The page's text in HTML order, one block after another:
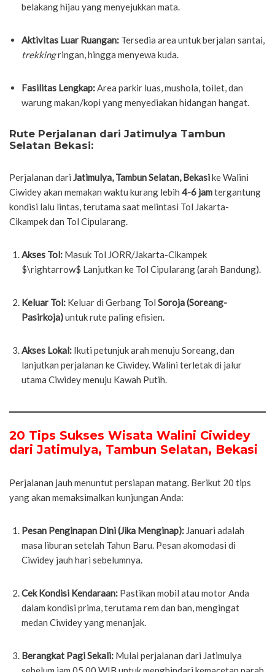
belakang hijau yang menyejukkan mata.
Aktivitas Luar Ruangan: Tersedia area untuk berjalan santai,
trekkingringan, hingga menyewa kuda.
Fasilitas Lengkap:Area parkir luas, mushola, toilet, dan
warung makan/kopi yang menyediakan hidangan hangat.
Rute Perjalanan dari Jatimulya Tambun
Selatan Bekasi:
Perjalanan dari Jatimulya, Tambun Selatan, Bekasike Walini
Ciwidey akan memakan waktu kurang lebih 4-6 jamtergantung
kondisi lalu lintas, terutama saat melintasi Tol Jakarta-
Cikampek dan Tol Cipularang.
Akses Tol: Masuk Tol JORR/Jakarta-Cikampek
$\rightarrow$ Lanjutkan ke Tol Cipularang (arah Bandung).
Keluar Tol: Keluar di Gerbang Tol Soroja (Soreang-
Pasirkoja)untuk rute paling efisien.
Akses Lokal: Ikuti petunjuk arah menuju Soreang, dan
lanjutkan perjalanan ke Ciwidey. Walini terletak di jalur
utama Ciwidey menuju Kawah Putih.
20 Tips Sukses Wisata Walini Ciwidey
dari Jatimulya, Tambun Selatan, Bekasi
Perjalanan jauh menuntut persiapan matang. Berikut 20 tips
yang akan memaksimalkan kunjungan Anda:
Pesan Penginapan Dini (Jika Menginap): Januari adalah
masa liburan setelah Tahun Baru. Pesan akomodasi di
Ciwidey jauh hari sebelumnya.
Cek Kondisi Kendaraan: Pastikan mobil atau motor Anda
dalam kondisi prima, terutama rem dan ban, mengingat
medan Ciwidey yang menanjak.
Berangkat Pagi Sekali: Mulai perjalanan dari Jatimulya